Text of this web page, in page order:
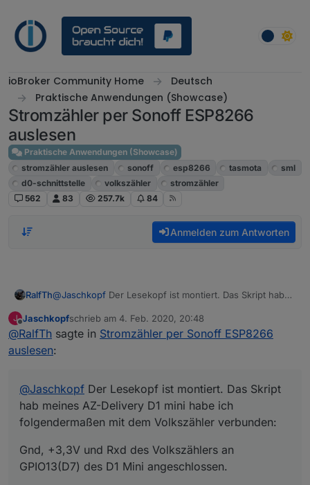
ioBroker Community Home
Deutsch
Praktische Anwendungen (Showcase)
Stromzähler per Sonoff ESP8266
auslesen
Praktische Anwendungen (Showcase)
stromzähler auslesen
sonoff esp8266 tasmota
sml
d0-schnittstelle
volkszähler
stromzähler
562
83 257.7k 84
Anmelden zum Antworten
RalfTh@Jaschkopf Der Lesekopf ist montiert. Das Skript hab
mit dem Volkszähler verbunden:
Gnd, +3,3V und Rxd des Volkszählers an GPIO13(D7)
des D1 Mini angeschlossen.
J
Offline
Jaschkopfschrieb am 4. Feb. 2020, 20:48
zuletzt editiert von
@RalfTh sagte in Stromzähler per Sonoff ESP8266
auslesen:
@Jaschkopf Der Lesekopf ist montiert. Das Skript
hab meines AZ-Delivery D1 mini habe ich
folgendermaßen mit dem Volkszähler verbunden:
Gnd, +3,3V und Rxd des Volkszählers an
GPIO13(D7) des D1 Mini angeschlossen.